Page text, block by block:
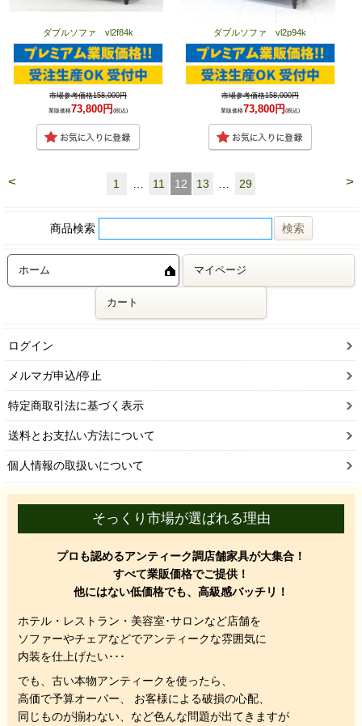
ダブルソファ vl2f84k
市場参考価格158,000円
業販価格73,800円(税込)
ダブルソファ vl2p94k
市場参考価格158,000円
業販価格73,800円 (税込)
< >
1 11 12 13 29
商品検索
ホーム マイページ
カート
ログイン
メルマガ申込/停止
特定商取引法に基づく表示
送料とお支払い方法について
個人情報の取扱いについて
そっくり市場が選ばれる理由
プロも認めるアンティーク調店舗家具が大集合！
すべて業販価格でご提供！
他にはない低価格でも、高級感バッチリ！
ホテル・レストラン・美容室･サロンなど店舗を
ソファーやチェアなどでアンティークな雰囲気に
内装を仕上げたい･･･
でも、 古い本物アンティークを使ったら、
高価で予算オーバー、 お客様による破損の心配、
同じものが揃わない、 など色んな問題が出てきますが